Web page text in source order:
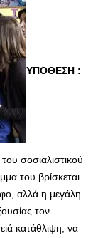
ΥΠΟΘΕΣΗ :
σοσιαλιστικού
του βρίσκεται
αλλά η μεγάλη
τον
κατάθλιψη, να